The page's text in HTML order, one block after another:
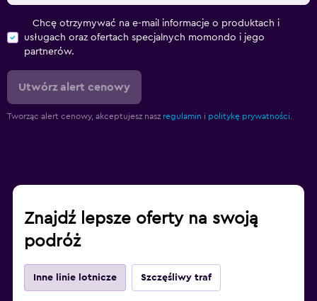
Chcę otrzymywać na e-mail informacje o produktach i
usługach oraz ofertach specjalnych momondo i jego
partnerów.
Utwórz alert cenowy
Tworząc alert cenowy, akceptujesz nasz regulamin i politykę prywatności.
Znajdź lepsze oferty na swoją
podróż
Inne linie lotnicze Szczęśliwy traf